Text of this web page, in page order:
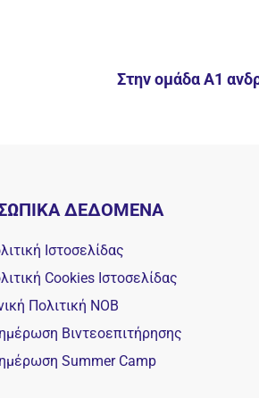
Στην ομάδα Α1
ΔΕΔΟΜΕΝΑ
Ιστοσελίδας
Cookies Iστοσελίδας
Πολιτική ΝΟΒ
Βιντεοεπιτήρησης
Summer Camp